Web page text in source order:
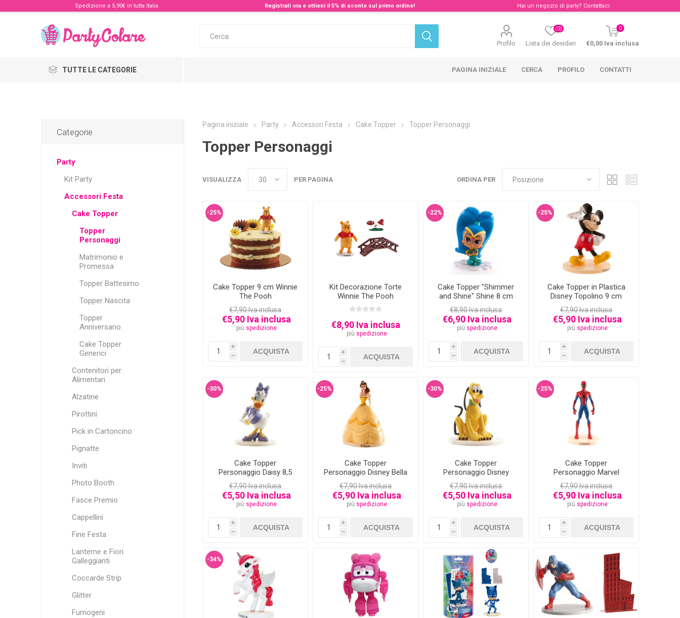
Spedizione a 5,90€ in tutta Italia Registrati ora e ottieni il 5% di sconto sul primo ordine! Hai un negozio di party? Contattaci
Profilo Lista dei desideri
(0) 0
€0,00 Iva inclusa
TUTTE LE CATEGORIE PAGINA INIZIALE CERCA PROFILO CONTATTI
Pagina iniziale Party Accessori Festa Cake Topper Topper Personaggi
Topper Personaggi
ORDINA PER
VISUALIZZA PER PAGINA
-25%
Cake Topper 9 cm Winnie
The Pooh
€7,90 Iva inclusa
€5,90 Iva inclusa
più spedizione
i
h
Kit Decorazione Torte
Winnie The Pooh
€8,90 Iva inclusa
più spedizione
i
h
-22%
Cake Topper "Shimmer
and Shine" Shine 8 cm
€8,90 Iva inclusa
€6,90 Iva inclusa
più spedizione
i
h
-25%
Cake Topper in Plastica
Disney Topolino 9 cm
€7,90 Iva inclusa
€5,90 Iva inclusa
più spedizione
i
h
-30%
Cake Topper
Personaggio Daisy 8,5
cm - Paperina Disney
€7,90 Iva inclusa
€5,50 Iva inclusa
più spedizione
i
h
-25%
Cake Topper
Personaggio Disney Bella
8,5 cm
€7,90 Iva inclusa
€5,90 Iva inclusa
più spedizione
i
h
-30%
Cake Topper
Personaggio Disney
Pluto 7 cm
€7,90 Iva inclusa
€5,50 Iva inclusa
più spedizione
i
h
-25%
Cake Topper
Personaggio Marvel
Spiderman 9,5 cm
€7,90 Iva inclusa
€5,90 Iva inclusa
più spedizione
i
h
-34%
Categorie
Party
Kit Party
Accessori Festa
Cake Topper
Topper
Personaggi
Matrimonio e
Promessa
Topper Battesimo
Topper Nascita
Topper
Anniversario
Cake Topper
Generici
Contenitori per
Alimentari
Alzatine
Pirottini
Pick in Cartoncino
Pignatte
Inviti
Photo Booth
Fasce Premio
Cappellini
Fine Festa
Lanterne e Fiori
Galleggianti
Coccarde Strip
Glitter
Fumogeni